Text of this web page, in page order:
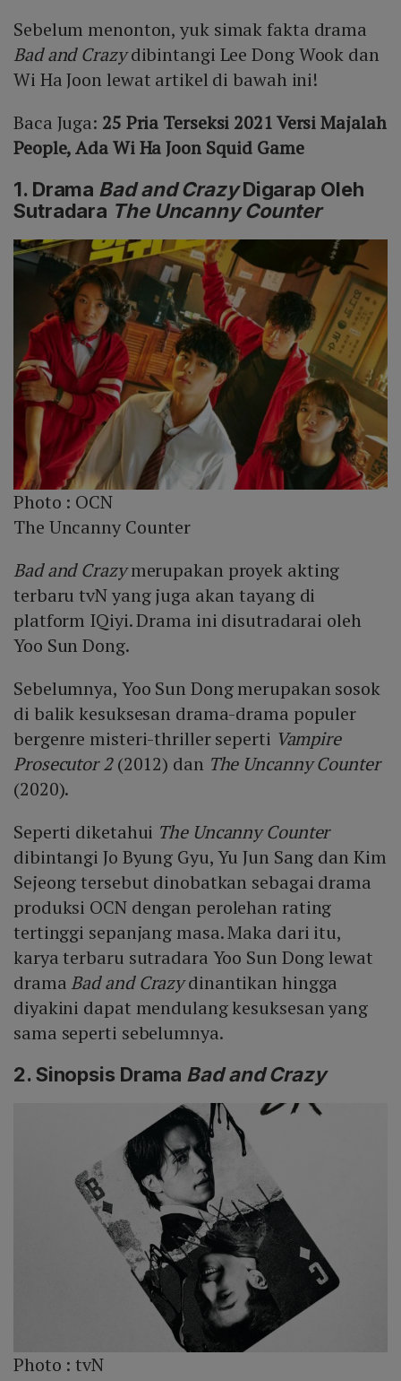
Sebelum menonton, yuk simak fakta drama
Bad and Crazydibintangi Lee Dong Wook dan
Wi Ha Joon lewat artikel di bawah ini!
Baca Juga: 25 Pria Terseksi 2021 Versi Majalah
People, Ada Wi Ha Joon Squid Game
1. Drama Bad and CrazyDigarap Oleh
Sutradara The Uncanny Counter
Photo : OCN
The Uncanny Counter
Bad and Crazymerupakan proyek akting
terbaru tvN yang juga akan tayang di
platform IQiyi. Drama ini disutradarai oleh
Yoo Sun Dong.
Sebelumnya, Yoo Sun Dong merupakan sosok
di balik kesuksesan drama-drama populer
bergenre misteri-thriller seperti Vampire
Prosecutor 2(2012) dan The Uncanny Counter
(2020).
Seperti diketahui The Uncanny Counter
dibintangi Jo Byung Gyu, Yu Jun Sang dan Kim
Sejeong tersebut dinobatkan sebagai drama
produksi OCN dengan perolehan rating
tertinggi sepanjang masa. Maka dari itu,
karya terbaru sutradara Yoo Sun Dong lewat
drama Bad and Crazydinantikan hingga
diyakini dapat mendulang kesuksesan yang
sama seperti sebelumnya.
2. Sinopsis Drama Bad and Crazy
Photo :tvN